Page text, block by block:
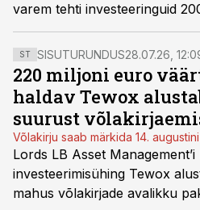
varem tehti investeeringuid
rohkem. Majandus on samal
kiiresti ja see paneb tahes-
aega ei ole piisavalt hästi ära
ST SISUTURUNDUS28.07.26,
220 miljoni euro
haldav Tewox
suurust
Võlakirju saab märkida 14. augustini
Lords LB Asset
investeerimisühing Tewox
mahus võlakirjade avalikku